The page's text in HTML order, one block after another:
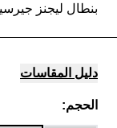
بنطال ليجنز
دليل المقاسات
الحجم: